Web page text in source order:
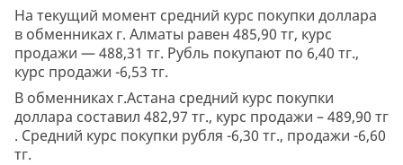
На текущий момент средний курс покупки доллара
в обменниках г. Алматы равен 485,90 тг, курс
продажи — 488,31 тг. Рубль покупают по 6,40 тг.,
курс продажи -6,53 тг.
В обменниках г.Астана средний курс покупки
доллара составил 482,97 тг., курс продажи – 489,90 тг
. Средний курс покупки рубля -6,30 тг., продажи -6,60
тг.